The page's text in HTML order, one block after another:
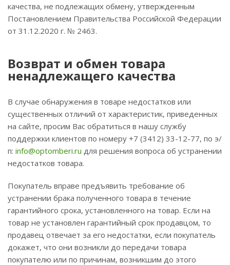
качества, не подлежащих обмену, утвержденным
Постановлением Правительства Российской Федерации
от 31.12.2020 г. № 2463.
Возврат и обмен товара
ненадлежащего качества
В случае обнаружения в товаре недостатков или
существенных отличий от характеристик, приведенных
на сайте, просим Вас обратиться в нашу службу
поддержки клиентов по номеру +7 (3412) 33-12-77, по э/
п: info@optomberi.ru для решения вопроса об устранении
недостатков товара.
Покупатель вправе предъявить требование об
устранении брака полученного товара в течение
гарантийного срока, установленного на товар. Если на
товар не установлен гарантийный срок продавцом, то
продавец отвечает за его недостатки, если покупатель
докажет, что они возникли до передачи товара
покупателю или по причинам, возникшим до этого